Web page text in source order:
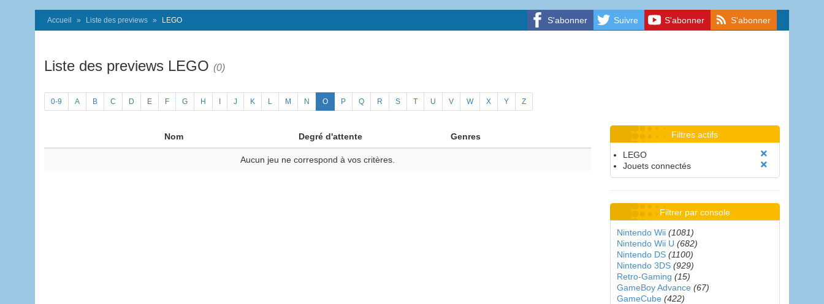
S'abonner Suivre S'abonner S'abonner
Accueil Liste des previews LEGO
Liste des previews LEGO (0)
0-9 A B C D E F G H J K L M N O P Q R S T U V W X Y Z
Nom Degré d'attente Genres
Aucun jeu ne correspond à vos critères.
Filtres actifs
LEGO
Jouets connectés
Filtrer par console
Nintendo Wii (1081)
Nintendo Wii U (682)
Nintendo DS (1100)
Nintendo 3DS (929)
Retro-Gaming (15)
GameBoy Advance (67)
GameCube (422)